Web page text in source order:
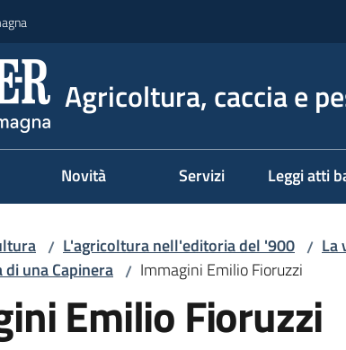
Agricoltura, caccia e
Novità Servizi Leggi atti
/ L'agricoltura nell'editoria del '900 / La
una Capinera / Immagini Emilio Fioruzzi
Emilio Fioruzzi